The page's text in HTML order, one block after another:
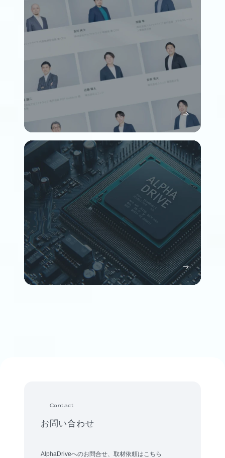
Member
Contact
お問い合わせ
AlphaDriveへのお問合せ、取材依頼はこちら